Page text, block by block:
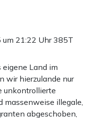
21:22 Uhr385T
eigene Land im
wir hierzulande nur
unkontrollierte
massenweise illegale,
abgeschoben,